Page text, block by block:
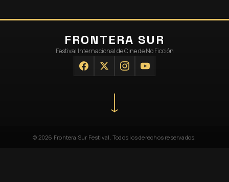
FRONTERA SUR
Festival Internacional de Cine de No Ficción
© 2026 Frontera Sur Festival. Todos los derechos reservados.